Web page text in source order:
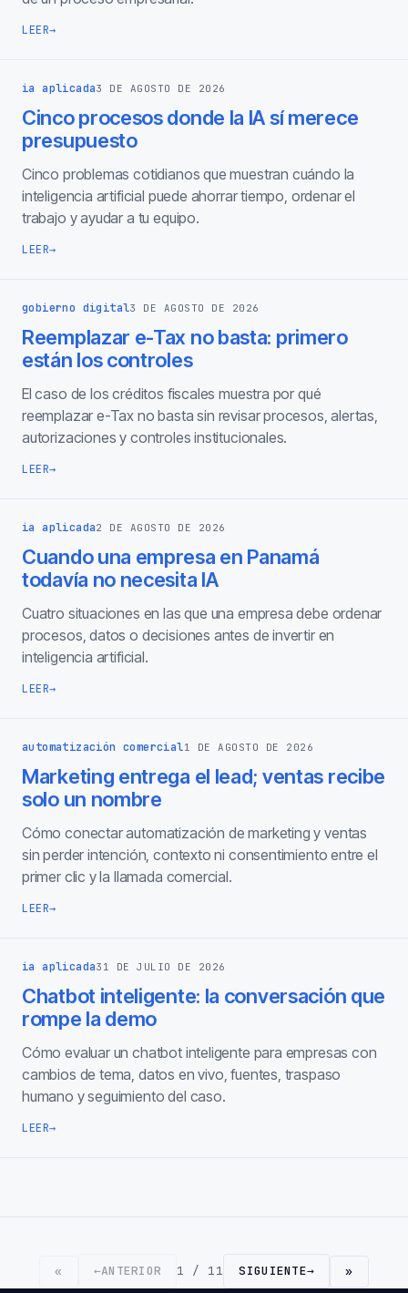
LEER→
ia aplicada3 DE AGOSTO DE 2026
Cinco procesos donde la IA sí merece
presupuesto
Cinco problemas cotidianos que muestran cuándo la
inteligencia artificial puede ahorrar tiempo, ordenar el
trabajo y ayudar a tu equipo.
LEER→
gobierno digital3 DE AGOSTO DE 2026
Reemplazar e-Tax no basta: primero
están los controles
El caso de los créditos fiscales muestra por qué
reemplazar e-Tax no basta sin revisar procesos, alertas,
autorizaciones y controles institucionales.
LEER→
ia aplicada2 DE AGOSTO DE 2026
Cuando una empresa en Panamá
todavía no necesita IA
Cuatro situaciones en las que una empresa debe ordenar
procesos, datos o decisiones antes de invertir en
inteligencia artificial.
LEER→
automatización comercial1 DE AGOSTO DE 2026
Marketing entrega el lead; ventas recibe
solo un nombre
Cómo conectar automatización de marketing y ventas
sin perder intención, contexto ni consentimiento entre el
primer clic y la llamada comercial.
LEER→
ia aplicada31 DE JULIO DE 2026
Chatbot inteligente: la conversación que
rompe la demo
Cómo evaluar un chatbot inteligente para empresas con
cambios de tema, datos en vivo, fuentes, traspaso
humano y seguimiento del caso.
LEER→
« ←ANTERIOR 1 / 11 SIGUIENTE→ »